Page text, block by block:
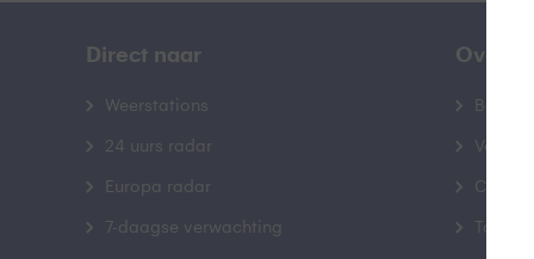
Direct naar
Weerstations
24 uurs radar
Europa radar
7-daagse verwachting
Over
Contact